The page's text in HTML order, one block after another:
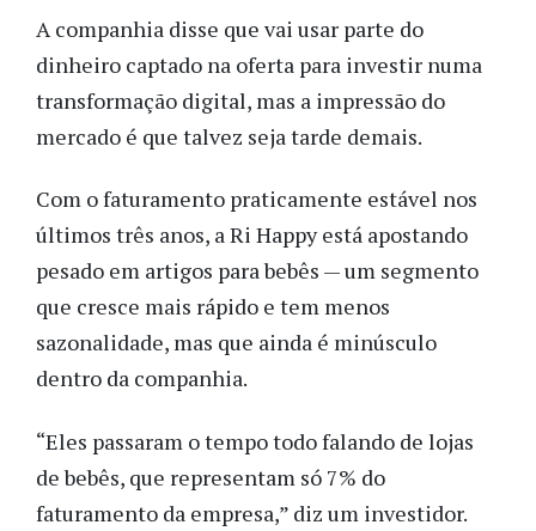
A companhia disse que vai usar parte do
dinheiro captado na oferta para investir numa
transformação digital, mas a impressão do
mercado é que talvez seja tarde demais.
Com o faturamento praticamente estável nos
últimos três anos, a Ri Happy está apostando
pesado em artigos para bebês —um segmento
que cresce mais rápido e tem menos
sazonalidade, mas que ainda é minúsculo
dentro da companhia.
“Eles passaram o tempo todo falando de lojas
de bebês, que representam só 7% do
faturamento da empresa,” diz um investidor.